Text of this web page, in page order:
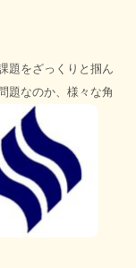
題をざっくりと掴ん
題なのか、様々な角